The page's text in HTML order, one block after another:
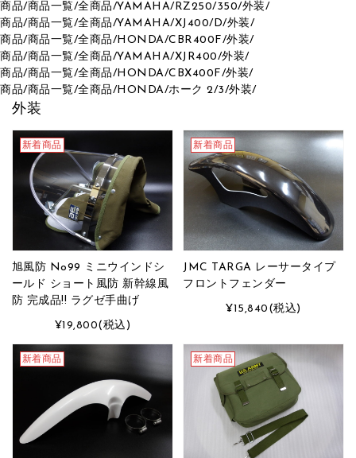
商品/商品一覧/全商品/YAMAHA/RZ250/350/外装/
商品/商品一覧/全商品/YAMAHA/XJ400/D/外装/
商品/商品一覧/全商品/HONDA/CBR400F/外装/
商品/商品一覧/全商品/YAMAHA/XJR400/外装/
商品/商品一覧/全商品/HONDA/CBX400F/外装/
商品/商品一覧/全商品/HONDA/ホーク 2/3/外装/
外装
新着商品
旭風防 No99 ミニウインドシ
ールド ショート風防 新幹線風
防 完成品!! ラグゼ手曲げ
¥19,800(税込)
新着商品
JMC TARGA レーサータイプ
フロントフェンダー
¥15,840 (税込)
新着商品 新着商品